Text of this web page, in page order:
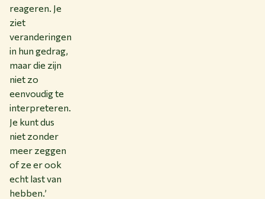
reageren. Je
ziet
veranderingen
in hun gedrag,
maar die zijn
niet zo
eenvoudig te
interpreteren.
Je kunt dus
niet zonder
meer zeggen
of ze er ook
echt last van
hebben.’